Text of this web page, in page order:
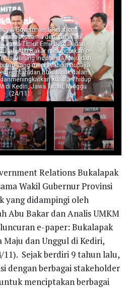
& Government Relations
Laga bersama dengan Wakil
Jawa Timur Emil Dardak dan
Abu Bakar meluncurkan e-
Dorong Indonesia Maju dan
yang mengelaborasiupaya
dan Bukalapak dalam
kualitas hidup
di Kediri, Jawa Timur, Minggu
(24/11).
- +
Relations Bukalapak
Wakil Gubernur Provinsi
yang didampingi oleh
Abu Bakar dan Analis UMKM
e-paper: Bukalapak
dan Unggul di Kediri,
11). Sejak berdiri 9 tahun lalu,
dengan berbagai stakeholder
menciptakan berbagai